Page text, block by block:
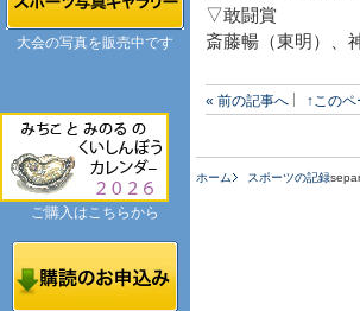
▽敢闘賞
斎藤暢（東明）、
« 前の記事へ ↑この
ホーム スポーツの記録
大会の写真を販売中です
ご購入はこちらから